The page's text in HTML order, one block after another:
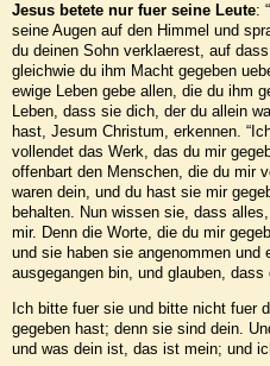
Jesus betete nur fuer seine Leute:
seine Augen auf den Himmel und
du deinen Sohn verklaerest, auf
gleichwie du ihm Macht gegeben
ewige Leben gebe allen, die du ihm
Leben, dass sie dich, der du allein
hast, Jesum Christum, erkennen.
vollendet das Werk, das du mir
offenbart den Menschen, die du mir
waren dein, und du hast sie mir
behalten. Nun wissen sie, dass
mir. Denn die Worte, die du mir
und sie haben sie angenommen
ausgegangen bin, und glauben,
Ich bitte fuer sie und bitte nicht fuer
gegeben hast; denn sie sind dein.
und was dein ist, das ist mein; und